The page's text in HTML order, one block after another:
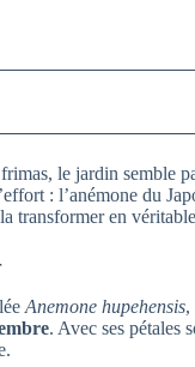
le jardin semble
: l’anémone du
transformer en
Anemone hupehensis,
. Avec ses pétales